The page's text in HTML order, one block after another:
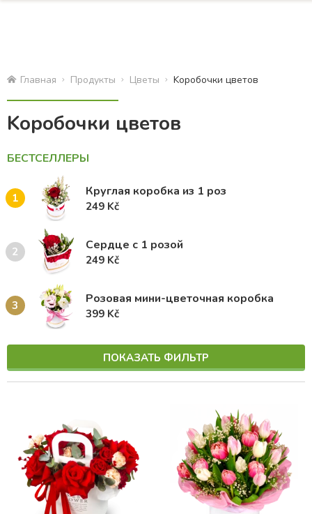
Главная Продукты Цветы Kоробочки цветов
Kоробочки цветов
БЕСТСЕЛЛЕРЫ
1 Круглая коробка из 1 роз
249 Kč
2 Сердце с 1 розой
249 Kč
3 Розовая мини-цветочная коробка
399 Kč
ПОКАЗАТЬ ФИЛЬТР